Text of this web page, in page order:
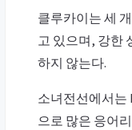
클루카이는 세
고 있으며, 강한
하지 않는다.
소녀전선에서는
으로 많은 응어